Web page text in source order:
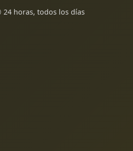
24 horas, todos los días